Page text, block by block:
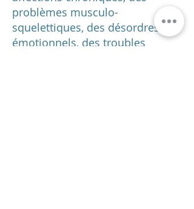
problèmes musculo-
squelettiques, des désordres
émotionnels, des troubles